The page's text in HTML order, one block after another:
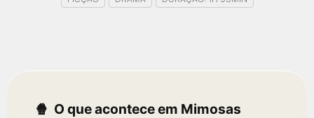
O que acontece em Mimosas